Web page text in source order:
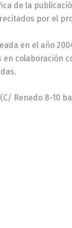
de la
por el
en el año
colaboración
(C/ Renedo 8-10